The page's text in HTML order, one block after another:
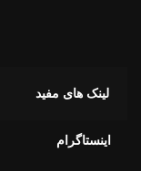
لینک های مفید
اینستاگرام